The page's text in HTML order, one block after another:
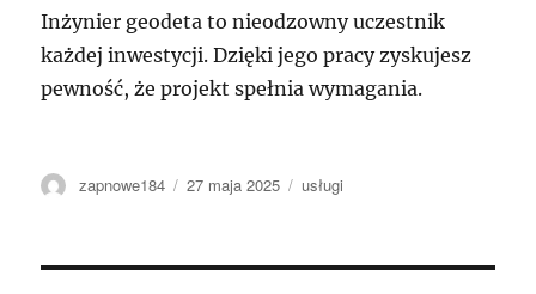
Inżynier geodeta to nieodzowny uczestnik
każdej inwestycji. Dzięki jego pracy zyskujesz
pewność, że projekt spełnia wymagania.
Autor
zapnowe184
Data
27 maja 2025 Kategorie
usługi